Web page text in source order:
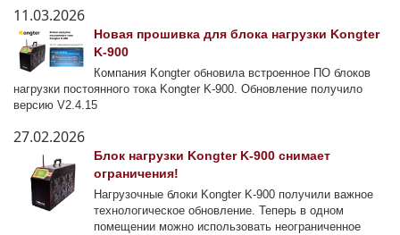
11.03.2026
Новая прошивка для блока нагрузки Kongter
K-900
Компания Kongter обновила встроенное ПО блоков
нагрузки постоянного тока Kongter K-900. Обновление получило
версию V2.4.15
27.02.2026
Блок нагрузки Kongter K-900 снимает
ограничения!
Нагрузочные блоки Kongter K-900 получили важное
технологическое обновление. Теперь в одном
помещении можно использовать неограниченное